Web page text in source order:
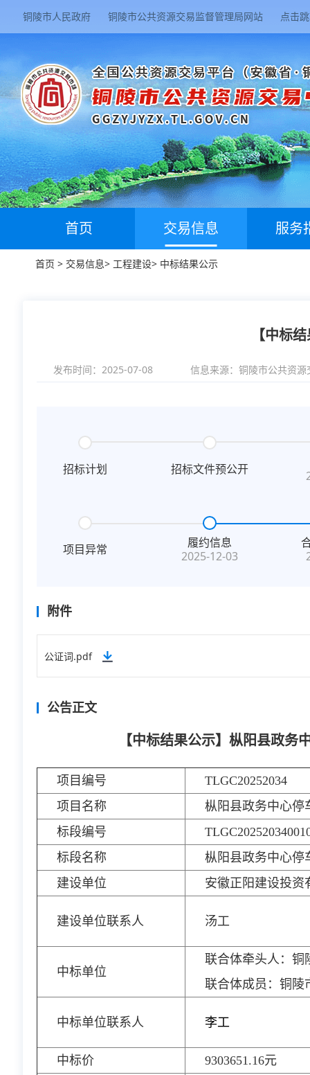
铜陵市人民政府 铜陵市公共资源交易监督管理局网站 点击
首页 交易信息 服务
首页 > 交易信息> 工程建设> 中标结果公示
【中标
发布时间：2025-07-08 信息来源： 铜陵市公共资源
招标计划 招标文件预公开
履约信息
2025-12-03
项目异常
附件
公证词.pdf
公告正文
【中标结果公示】枞阳县政
项目编号
TLGC20252034
项目名称
枞阳县政务中心停
标段编号
标段名称
枞阳县政务中心停
建设单位
安徽正阳建设投资
建设单位联系人 汤工
中标单位
联合体牵头人：铜
联合体成员：铜陵
中标单位联系人 李工
中标价
9303651.16元